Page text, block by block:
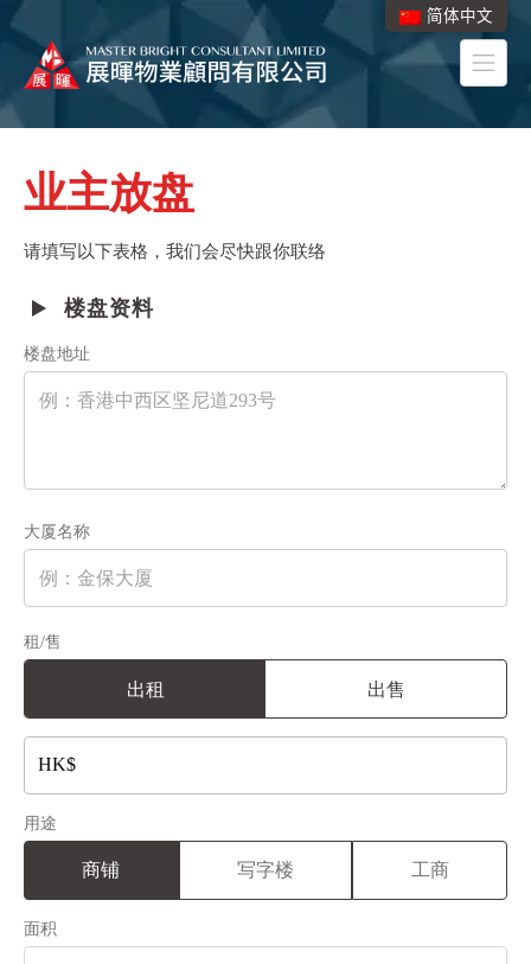
业主放盘
请填写以下表格，我们会尽快跟你联络
楼盘资料
楼盘地址
大厦名称
租/售
出租 出售
用途
商铺 写字楼 工商
面积
简体中文